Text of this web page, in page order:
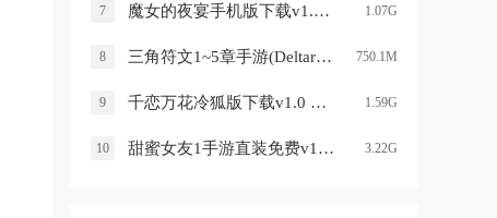
7 魔女的夜宴手机版下载v1.0 安卓版 1.07G
8 三角符文1~5章手游(Deltarune)v6.0.0 安卓版 750.1M
9 千恋万花冷狐版下载v1.0 手机版 1.59G
10 甜蜜女友1手游直装免费v1.0 安卓版 3.22G